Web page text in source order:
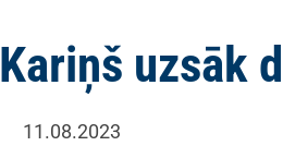
Kariņš uzsāk
11.08.2023